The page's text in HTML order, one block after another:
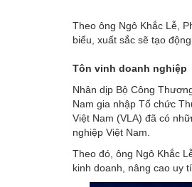
Theo ông Ngô Khắc Lễ,
biểu, xuất sắc sẽ tạo
Tôn vinh doanh nghiệp
Nhân dịp Bộ Công
Nam gia nhập Tổ chức
Việt Nam (VLA) đã có
nghiệp Việt Nam.
Theo đó, ông Ngô Khắc
kinh doanh, nâng cao uy